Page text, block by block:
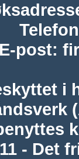
Telefon
E-post:
i
- Det